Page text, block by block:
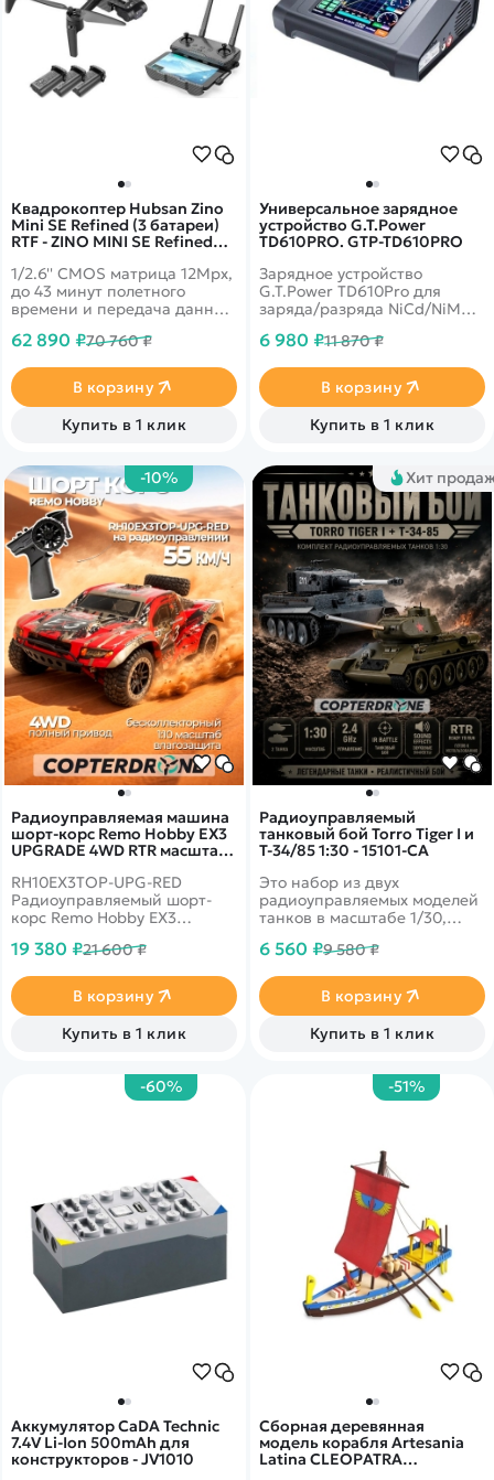
Универсальное зарядное
устройство G.T.Power
TD610PRO. GTP-TD610PRO
Зарядное устройство
G.T.Power TD610Pro для
заряда/разряда NiCd/NiMH,
аккумуляторов с
и&nbsp;&nbsp;с
максимальной мощностью
100W от сети 220В
6 980 ₽11 870 ₽
В корзину
Купить в 1 клик
Квадрокоптер Hubsan Zino
Mini SE Refined (3 батареи)
RTF - ZINO MINI SE Refined
1/2.6'' CMOS матрица 12Mpx,
до 43 минут полетного
времени и передача данных
30fps и трансляция 1080p на
цифровой передачи
изображений&nbsp;Syncreas
62 890 ₽70 760 ₽
В корзину
Купить в 1 клик
-10%
Радиоуправляемая машина
шорт-корс Remo Hobby EX3
UPGRADE 4WD RTR масштаб
RED
RH10EX3TOP-UPG-RED
Радиоуправляемый шорт-
корс Remo Hobby EX3
бесколлекторным
Po аккумулятором и
зарядным устройством.
19 380 ₽21 600 ₽
В корзину
Купить в 1 клик
Хит
Радиоуправляемый
танковый бой Torro Tiger I и
T-34/85 1:30 - 15101-CA
Это набор из двух
радиоуправляемых моделей
танков в масштабе 1/30,
частоте 2.4G. Стрельба
инфракрасным лучом на
расстояние до 8 м в секторе
до 10 градусов.
6 560 ₽9 580 ₽
В корзину
Купить в 1 клик
-60%
Аккумулятор CaDA Technic
7.4V Li-Ion 500mAh для
конструкторов - JV1010
-51%
Сборная деревянная
модель корабля Artesania
Latina CLEOPATRA